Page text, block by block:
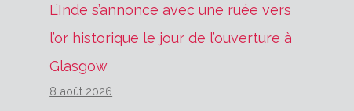
L’Inde s’annonce avec une ruée vers
l’or historique le jour de l’ouverture à
Glasgow
8 août 2026